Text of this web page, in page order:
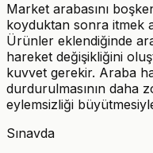
Market arabasını
koyduktan sonra itmek
Ürünler eklendiğinde
hareket değişikliğini
kuvvet gerekir. Araba
durdurulmasının daha
eylemsizliği
Sınavda